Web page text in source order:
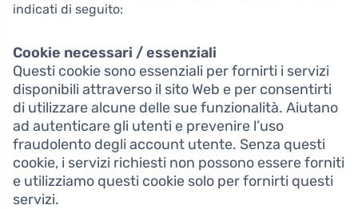
indicati di seguito:
Cookie necessari / essenziali
Questi cookie sono essenziali per fornirti i servizi
disponibili attraverso il sito Web e per consentirti
di utilizzare alcune delle sue funzionalità. Aiutano
ad autenticare gli utenti e prevenire l’uso
fraudolento degli account utente. Senza questi
cookie, i servizi richiesti non possono essere forniti
e utilizziamo questi cookie solo per fornirti questi
servizi.